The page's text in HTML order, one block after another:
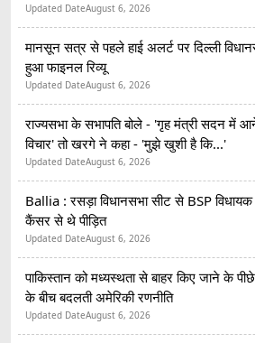
Updated DateAugust 6, 2026
मानसून सत्र से पहले हाई अलर्ट पर दिल्ली
हुआ फाइनल रिव्यू
Updated DateAugust 6, 2026
राज्यसभा के सभापति बोले - 'गृह मंत्री सदन में
विचार' तो खरगे ने कहा - 'मुझे खुशी है कि...'
Updated DateAugust 6, 2026
Ballia : रसड़ा विधानसभा सीट से BSP
कैंसर से थे पीड़ित
Updated DateAugust 6, 2026
पाकिस्तान को मध्यस्थता से बाहर किए जाने के
के बीच बदलती अमेरिकी रणनीति
Updated DateAugust 6, 2026